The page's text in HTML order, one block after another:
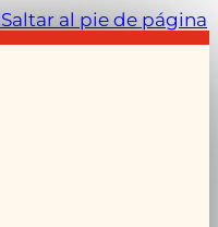
Saltar al pie de página